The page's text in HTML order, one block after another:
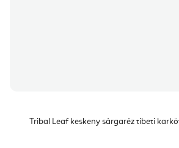
Tribal Leaf keskeny sárgaréz tibeti